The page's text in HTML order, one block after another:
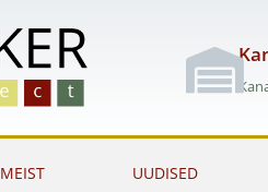
MEIST UUDISED